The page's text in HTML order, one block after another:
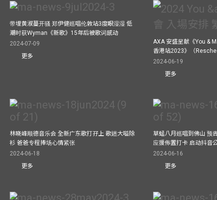
带埋黄淑蔓开骚 郑伊健巡唱伦敦站3度眼湿湿 低
潮时获Wyman《新歌》15年后被歌词感动
2024-07-09
更多
AXA 安盛呈献《You &
香港站2023》（
2024-06-19
更多
林晓峰顺德音乐会 全新广东歌打孖上 歌迷大嗌除
衫 爸爸专程捧场心情紧张
2024-06-18
更多
草蜢八月巡唱到佛山 预
应援佈置打卡 启动抖音
2024-06-16
更多